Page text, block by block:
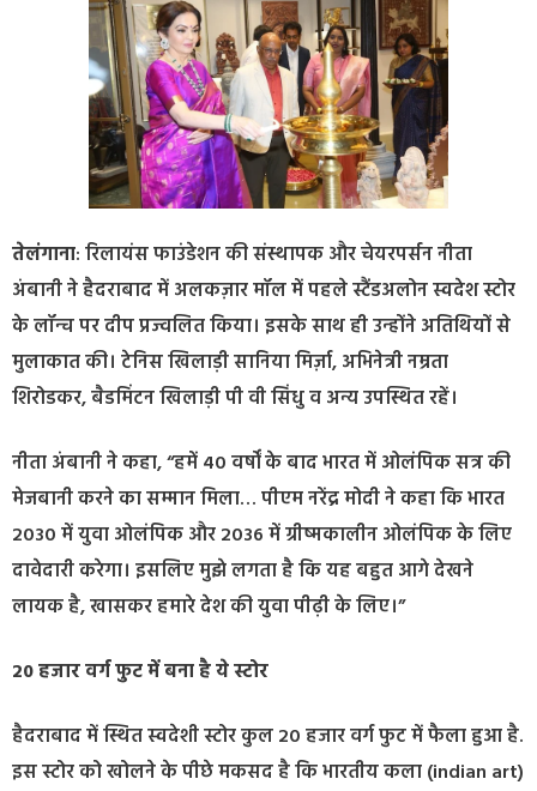
तेलंगाना: रिलायंस फाउंडेशन की संस्थापक और चेयरपर्सन नीता
अंबानी ने हैदराबाद में अलकज़ार मॉल में पहले स्टैंडअलोन स्वदेश स्टोर
के लॉन्च पर दीप प्रज्वलित किया। इसके साथ ही उन्होंने अतिथियों से
मुलाकात की। टेनिस खिलाड़ी सानिया मिर्ज़ा, अभिनेत्री नम्रता
शिरोडकर, बैडमिंटन खिलाड़ी पी वी सिंधु व अन्य उपस्थित रहें।
नीता अंबानी ने कहा, “हमें 40 वर्षों के बाद भारत में ओलंपिक सत्र की
मेजबानी करने का सम्मान मिला… पीएम नरेंद्र मोदी ने कहा कि भारत
2030 में युवा ओलंपिक और 2036 में ग्रीष्मकालीन ओलंपिक के लिए
दावेदारी करेगा। इसलिए मुझे लगता है कि यह बहुत आगे देखने
लायक है, खासकर हमारे देश की युवा पीढ़ी के लिए।”
20 हजार वर्ग फुट में बना है ये स्टोर
हैदराबाद में स्थित स्वदेशी स्टोर कुल 20 हजार वर्ग फुट में फैला हुआ है.
इस स्टोर को खोलने के पीछे मकसद है कि भारतीय कला (indian art)